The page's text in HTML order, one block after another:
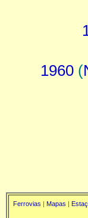
1960 (
Ferrovias | Mapas |